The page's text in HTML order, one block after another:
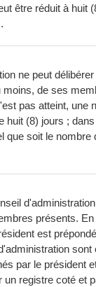
être réduit à huit
ne peut
moins, de ses
pas atteint, une
huit (8) jours ;
que soit le nombre
présents.
est
par le président
registre coté et